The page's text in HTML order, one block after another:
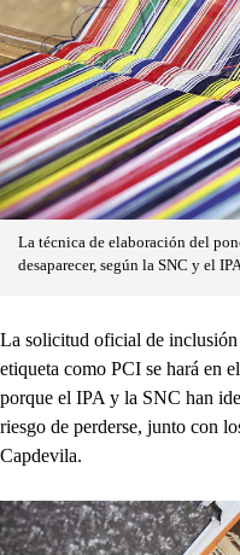
La técnica de elaboración del
desaparecer, según la SNC y el
La solicitud oficial de inclusión
etiqueta como PCI se hará en
porque el IPA y la SNC han
riesgo de perderse, junto con
Capdevila.